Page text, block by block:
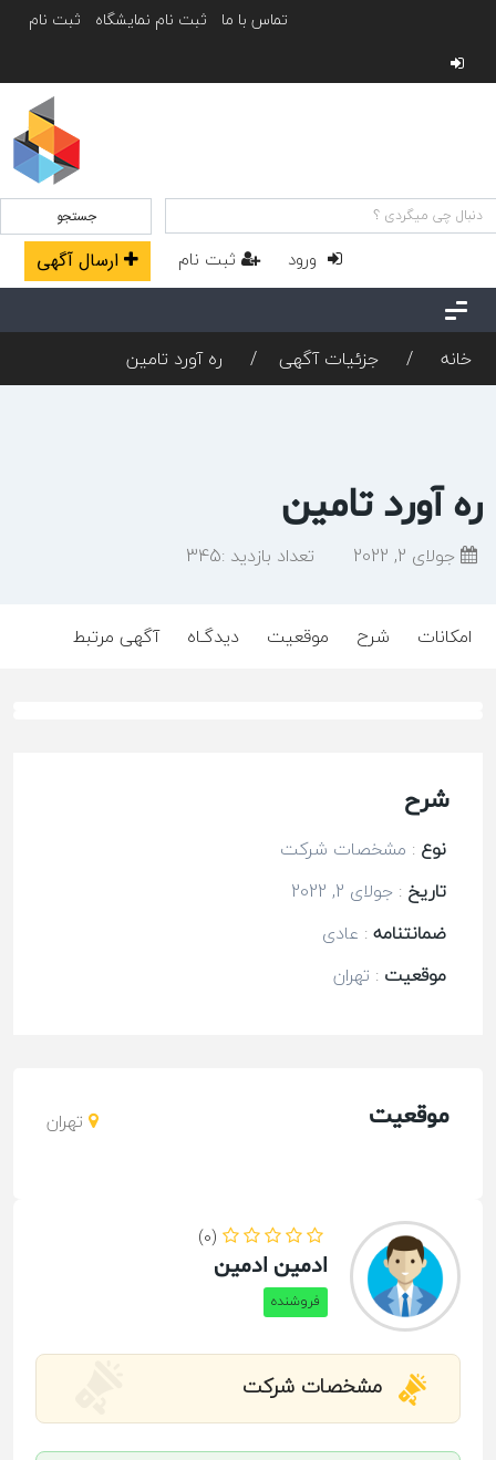
تماس با ما ثبت نام نمایشگاه ثبت نام
جستجو
ورود ثبت نام ارسال آگهی
خانه جزئیات آگهی ره آورد تامین
ره آورد تامین
جولای 2, 2022 تعداد بازدید :345
امکانات شرح موقعیت دیدگـاه آگهی مرتبط
شرح
نوع : مشخصات شرکت
تاریخ : جولای 2, 2022
ضمانتنامه : عادی
موقعیت : تهران
موقعیت تهران
(0)
ادمین ادمین
فروشنده
مشخصات شرکت